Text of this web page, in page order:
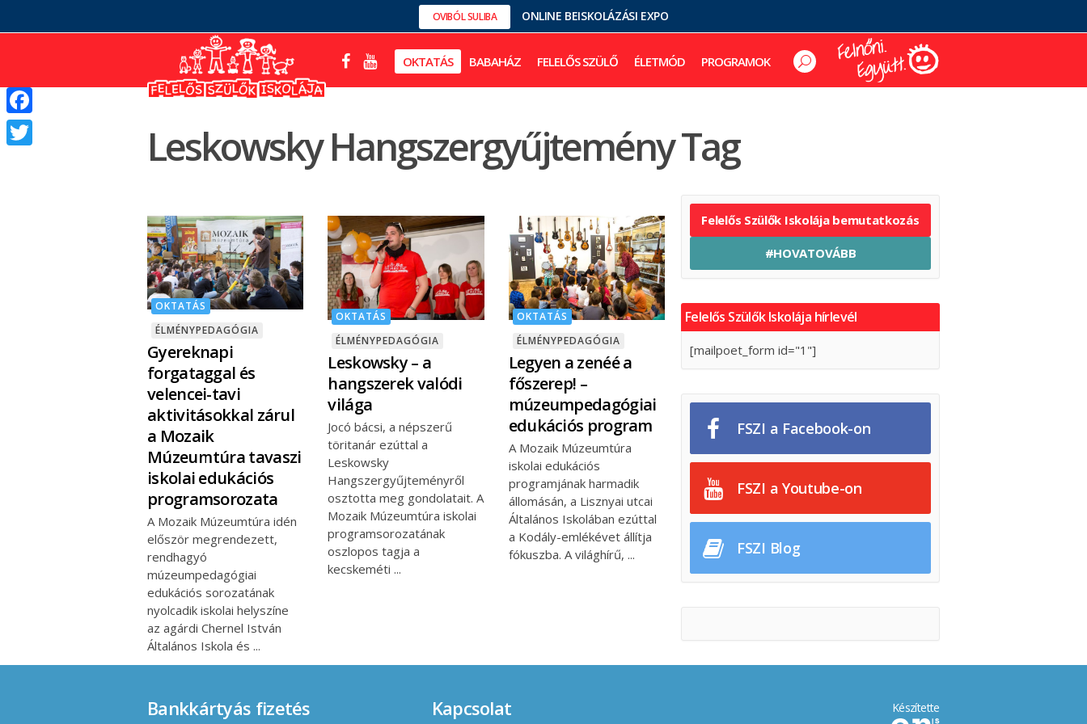
OVIBÓL SULIBA ONLINE BEISKOLÁZÁSI EXPO
OKTATÁS BABAHÁZ FELELŐS SZÜLŐ ÉLETMÓD PROGRAMOK
Leskowsky Hangszergyűjtemény Tag
OKTATÁS
ÉLMÉNYPEDAGÓGIA
Gyereknapi
forgataggal és
velencei-tavi
aktivitásokkal zárul
a Mozaik
Múzeumtúra tavaszi
iskolai edukációs
programsorozata
A Mozaik Múzeumtúra idén
először megrendezett,
rendhagyó
múzeumpedagógiai
edukációs sorozatának
nyolcadik iskolai helyszíne
az agárdi Chernel István
Általános Iskola és
OKTATÁS
ÉLMÉNYPEDAGÓGIA
Leskowsky – a
hangszerek valódi
világa
Jocó bácsi, a népszerű
töritanár ezúttal a
Leskowsky
Hangszergyűjteményről
osztotta meg gondolatait. A
Mozaik Múzeumtúra iskolai
programsorozatának
oszlopos tagja a
kecskeméti
OKTATÁS
ÉLMÉNYPEDAGÓGIA
Legyen a zenéé a
főszerep! –
múzeumpedagógiai
edukációs program
A Mozaik Múzeumtúra
iskolai edukációs
programjának harmadik
állomásán, a Lisznyai utcai
Általános Iskolában ezúttal
a Kodály-emlékévet állítja
fókuszba. A világhírű,
Felelős Szülők Iskolája bemutatkozás
#HOVATOVÁBB
Felelős Szülők Iskolája hírlevél
[mailpoet_form id="1"]
FSZI a Facebook-on
FSZI a Youtube-on
FSZI Blog
Bankkártyás fizetés Kapcsolat Készítette
Facebook